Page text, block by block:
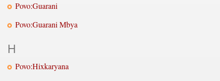
Povo:Guarani
Povo:Guarani Mbya
H
Povo:Hixkaryana